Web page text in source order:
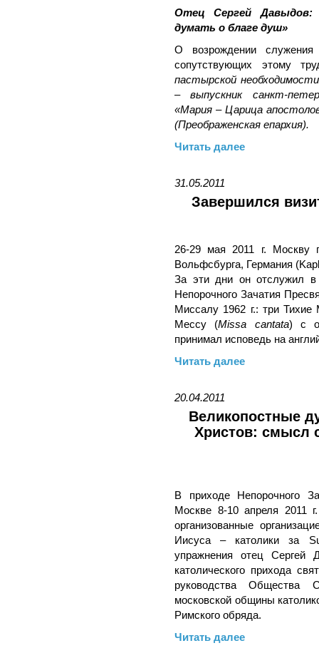
Отец Сергей Давыдов:
думать о благе душ»
О возрождении
сопутствующих этому
пастырской
– выпускник санкт-
«Мария – Царица
(Преображенская епархия).
Читать далее
31.05.2011
Завершился
26-29 мая 2011 г. Москву
Вольфсбурга, Германия
За эти дни он отслужил в
Непорочного Зачатия
Миссалу 1962 г.: три
Мессу (Missa cantata) с
принимал исповедь на
Читать далее
20.04.2011
Великопостные
Христов: смысл
В приходе Непорочного
Москве 8-10 апреля 2011
организованные
Иисуса – католики за
упражнения отец Сергей
католического прихода
руководства Общества
московской общины
Римского обряда.
Читать далее